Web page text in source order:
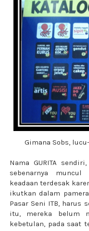
Gimana Sobs,
Nama GURITA
sebenarnya
keadaan terdesak
ikutkan dalam
Pasar Seni ITB, harus
itu, mereka belum
kebetulan, pada saat